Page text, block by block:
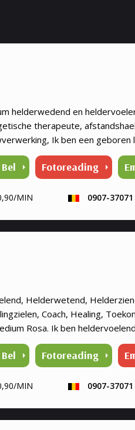
helderwedend en
therapeute,
Ik ben een geboren
voel in op de
en medium,
healing, afstandshealing
krijg je een healing door de
de engelentherapie. Ik kan
Bel Fotoreading
MIN 0907-37071
Helderwetend,
Coach, Healing,
Rosa. Ik ben
Graag sta ik u te
we...
Bel Fotoreading
MIN 0907-37071